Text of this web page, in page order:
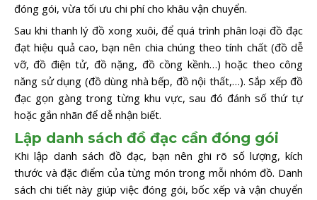
đóng gói, vừa tối ưu chi phí cho khâu vận chuyển.
Sau khi thanh lý đồ xong xuôi, để quá trình phân loại đồ đạc
đạt hiệu quả cao, bạn nên chia chúng theo tính chất (đồ dễ
vỡ, đồ điện tử, đồ nặng, đồ cồng kềnh…) hoặc theo công
năng sử dụng (đồ dùng nhà bếp, đồ nội thất,…). Sắp xếp đồ
đạc gọn gàng trong từng khu vực, sau đó đánh số thứ tự
hoặc gắn nhãn để dễ nhận biết.
Lập danh sách đồ đạc cần đóng gói
Khi lập danh sách đồ đạc, bạn nên ghi rõ số lượng, kích
thước và đặc điểm của từng món trong mỗi nhóm đồ. Danh
sách chi tiết này giúp việc đóng gói, bốc xếp và vận chuyển